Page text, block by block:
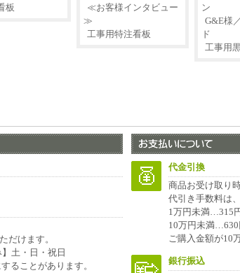
板
≪お客様インタビュー
≫
工事用特注看板
ン
G&E様
ド
工事用
だけます。
土・日・祝日
ることがあります。
代金引換
商品お受け取り
代引き手数料は
1万円未満…315
10万円未満…630
ご購入金額が10
銀行振込